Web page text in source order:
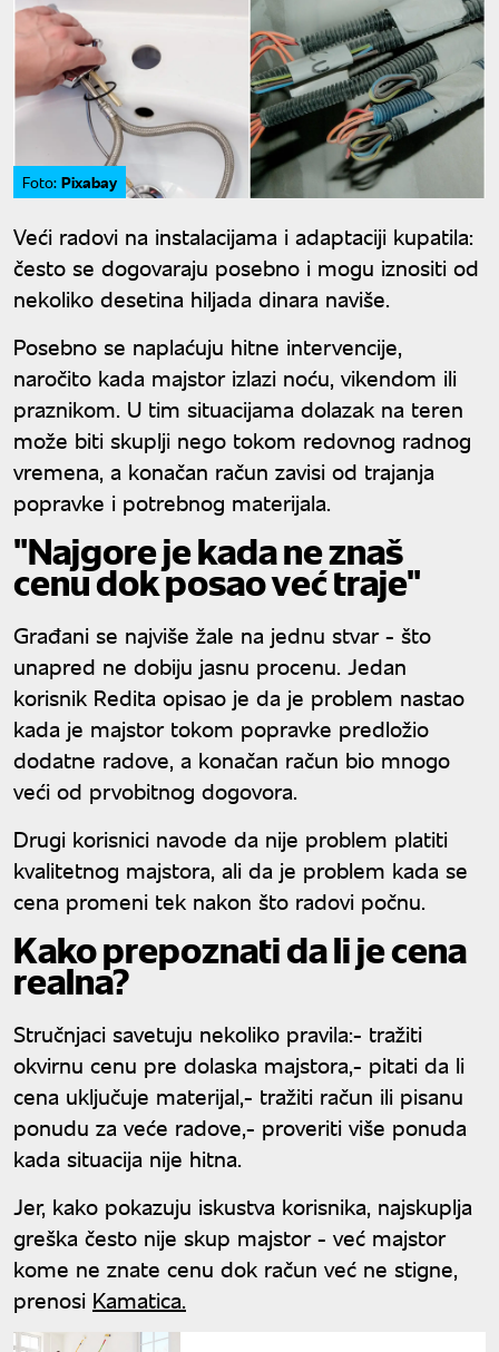
Foto: Pixabay
Veći radovi na instalacijama i adaptaciji kupatila:
često se dogovaraju posebno i mogu iznositi od
nekoliko desetina hiljada dinara naviše.
Posebno se naplaćuju hitne intervencije,
naročito kada majstor izlazi noću, vikendom ili
praznikom. U tim situacijama dolazak na teren
može biti skuplji nego tokom redovnog radnog
vremena, a konačan račun zavisi od trajanja
popravke i potrebnog materijala.
"Najgore je kada ne znaš
cenu dok posao već traje"
Građani se najviše žale na jednu stvar - što
unapred ne dobiju jasnu procenu. Jedan
korisnik Redita opisao je da je problem nastao
kada je majstor tokom popravke predložio
dodatne radove, a konačan račun bio mnogo
veći od prvobitnog dogovora.
Drugi korisnici navode da nije problem platiti
kvalitetnog majstora, ali da je problem kada se
cena promeni tek nakon što radovi počnu.
Kako prepoznati da li je cena
realna?
Stručnjaci savetuju nekoliko pravila:- tražiti
okvirnu cenu pre dolaska majstora,- pitati da li
cena uključuje materijal,- tražiti račun ili pisanu
ponudu za veće radove,- proveriti više ponuda
kada situacija nije hitna.
Jer, kako pokazuju iskustva korisnika, najskuplja
greška često nije skup majstor - već majstor
kome ne znate cenu dok račun već ne stigne,
prenosi Kamatica.